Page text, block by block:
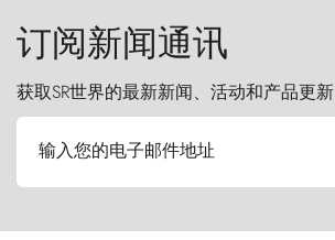
订阅新闻通讯
获取SR世界的最新新闻、活动和产品更新
输入您的电子邮件地址